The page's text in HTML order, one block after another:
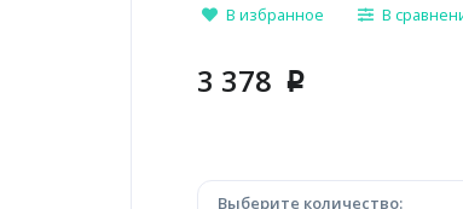
В избранное В
3 378 p
Выберите количество: